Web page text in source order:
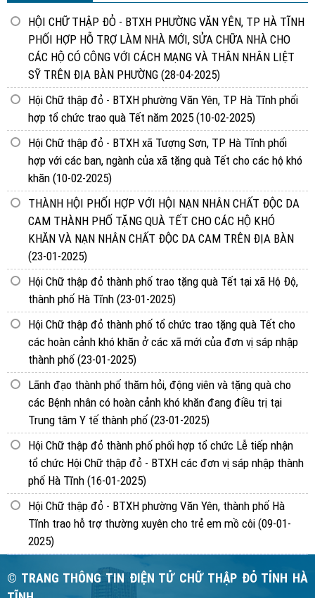
HỘI CHỮ THẬP ĐỎ - BTXH PHƯỜNG VĂN YÊN, TP HÀ TĨNH
PHỐI HỢP HỖ TRỢ LÀM NHÀ MỚI, SỬA CHỮA NHÀ CHO
CÁC HỘ CÓ CÔNG VỚI CÁCH MẠNG VÀ THÂN NHÂN LIỆT
SỸ TRÊN ĐỊA BÀN PHƯỜNG (28-04-2025)
Hội Chữ thập đỏ - BTXH phường Văn Yên, TP Hà Tĩnh phối
hợp tổ chức trao quà Tết năm 2025 (10-02-2025)
Hội Chữ thập đỏ - BTXH xã Tượng Sơn, TP Hà Tĩnh phối
hợp với các ban, ngành của xã tặng quà Tết cho các hộ khó
khăn (10-02-2025)
THÀNH HỘI PHỐI HỢP VỚI HỘI NẠN NHÂN CHẤT ĐỘC DA
CAM THÀNH PHỐ TẶNG QUÀ TẾT CHO CÁC HỘ KHÓ
KHĂN VÀ NẠN NHÂN CHẤT ĐỘC DA CAM TRÊN ĐỊA BÀN
(23-01-2025)
Hội Chữ thập đỏ thành phố trao tặng quà Tết tại xã Hộ Độ,
thành phố Hà Tĩnh (23-01-2025)
Hội Chữ thập đỏ thành phố tổ chức trao tặng quà Tết cho
các hoàn cảnh khó khăn ở các xã mới của đơn vị sáp nhập
thành phố (23-01-2025)
Lãnh đạo thành phố thăm hỏi, động viên và tặng quà cho
các Bệnh nhân có hoàn cảnh khó khăn đang điều trị tại
Trung tâm Y tế thành phố (23-01-2025)
Hội Chữ thập đỏ thành phố phối hợp tổ chức Lễ tiếp nhận
tổ chức Hội Chữ thập đỏ - BTXH các đơn vị sáp nhập thành
phố Hà Tĩnh (16-01-2025)
Hội Chữ thập đỏ - BTXH phường Văn Yên, thành phố Hà
Tĩnh trao hỗ trợ thường xuyên cho trẻ em mồ côi (09-01-
2025)
© TRANG THÔNG TIN ĐIỆN TỬ CHỮ THẬP ĐỎ TỈNH HÀ